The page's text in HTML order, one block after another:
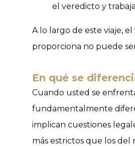
el veredicto y
A lo largo de este viaje,
proporciona no puede
En qué se
Cuando usted se
fundamentalmente
implican cuestiones
más estrictos que los del